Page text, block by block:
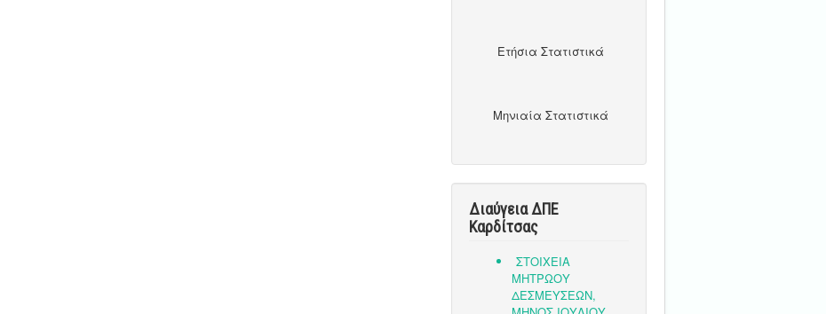
Ετήσια Στατιστικά
Μηνιαία Στατιστικά
Διαύγεια ΔΠΕ
Καρδίτσας